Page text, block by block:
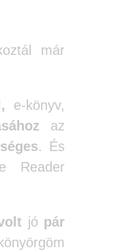
már
e-könyv,
az
. És
Reader
jó pár